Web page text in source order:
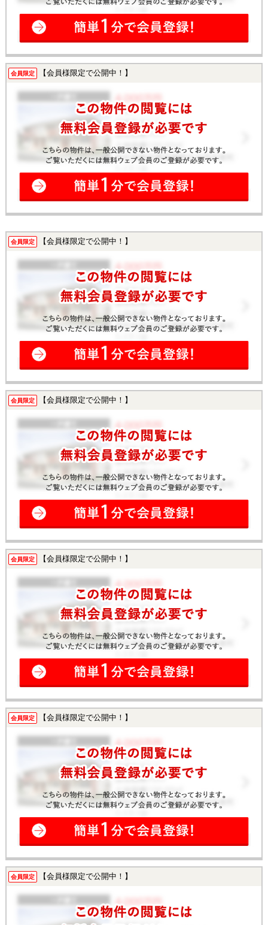
会員限定 【会員様限定で公開中！】
会員限定 【会員様限定で公開中！】
会員限定 【会員様限定で公開中！】
会員限定 【会員様限定で公開中！】
会員限定 【会員様限定で公開中！】
会員限定 【会員様限定で公開中！】